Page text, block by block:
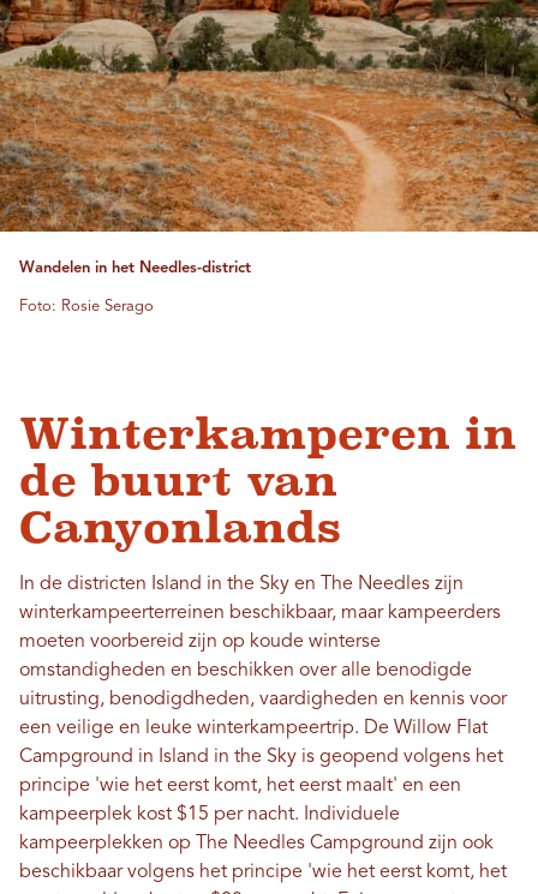
Wandelen in het Needles-district
Foto: Rosie Serago
Winterkamperen in
de buurt van
Canyonlands
In de districten Island in the Sky en The Needles zijn
winterkampeerterreinen beschikbaar, maar kampeerders
moeten voorbereid zijn op koude winterse
omstandigheden en beschikken over alle benodigde
uitrusting, benodigdheden, vaardigheden en kennis voor
een veilige en leuke winterkampeertrip. De Willow Flat
Campground in Island in the Sky is geopend volgens het
principe 'wie het eerst komt, het eerst maalt' en een
kampeerplek kost $15 per nacht. Individuele
kampeerplekken op The Needles Campground zijn ook
beschikbaar volgens het principe 'wie het eerst komt, het